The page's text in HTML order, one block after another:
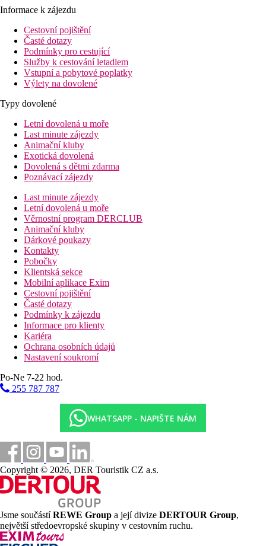
Informace k zájezdu
Cestovní pojištění
Časté dotazy
Podmínky pro cestující
Služby k cestování letadlem
Vstupní a pobytové poplatky
Výlety na dovolené
Typy dovolené
Letní dovolená u moře
Last minute zájezdy
Animační kluby
Exotická dovolená
Dovolená s dětmi zdarma
Poznávací zájezdy
Last minute zájezdy
Letní dovolená u moře
Věrnostní program DERCLUB
Animační kluby
Dárkové poukazy
Kontakty
Pobočky
Klientská sekce
Mobilní aplikace Exim
Cestovní pojištění
Časté dotazy
Podmínky k zájezdu
Informace pro klienty
Kariéra
Ochrana osobních údajů
Nastavení soukromí
Po-Ne 7-22 hod.
255 787 787
WHATSAPP - NAPIŠTE NÁM
Copyright © 2026, DER Touristik CZ a.s.
Jsme součástíREWE Group a její divize DERTOUR Group,
největší středoevropské skupiny v cestovním ruchu.